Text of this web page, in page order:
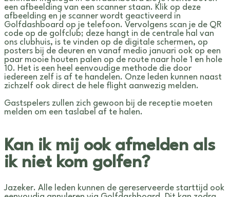
een afbeelding van een scanner staan. Klik op deze
afbeelding en je scanner wordt geactiveerd in
Golfdashboard op je telefoon. Vervolgens scan je de QR
code op de golfclub; deze hangt in de centrale hal van
ons clubhuis, is te vinden op de digitale schermen, op
posters bij de deuren en vanaf medio januari ook op een
paar mooie houten palen op de route naar hole 1 en hole
10. Het is een heel eenvoudige methode die door
iedereen zelf is af te handelen. Onze leden kunnen naast
zichzelf ook direct de hele flight aanwezig melden.
Gastspelers zullen zich gewoon bij de receptie moeten
melden om een taslabel af te halen.
Kan ik mij ook afmelden als
ik niet kom golfen?
Jazeker. Alle leden kunnen de gereserveerde starttijd ook